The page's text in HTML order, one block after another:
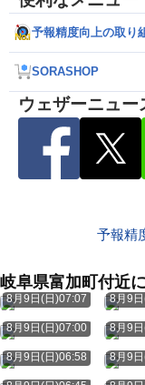
予報精度向上の取り
SORASHOP
ウェザーニュー
予報精
岐阜県富加町付近
8月9日(日)07:07 8月9
8月9日(日)07:00 8月9
8月9日(日)06:58 8月9